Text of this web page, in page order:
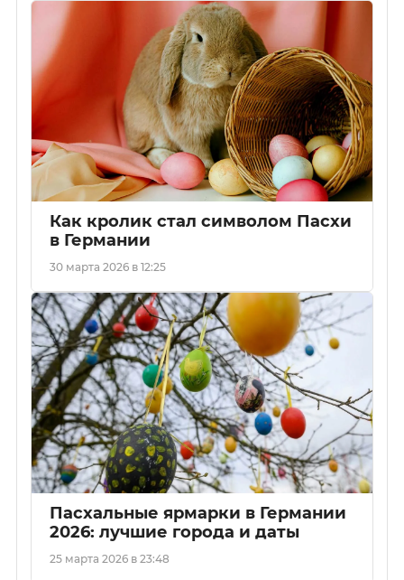
Как кролик стал символом Пасхи
в Германии
30 марта 2026 в 12:25
Пасхальные ярмарки в Германии
2026: лучшие города и даты
25 марта 2026 в 23:48